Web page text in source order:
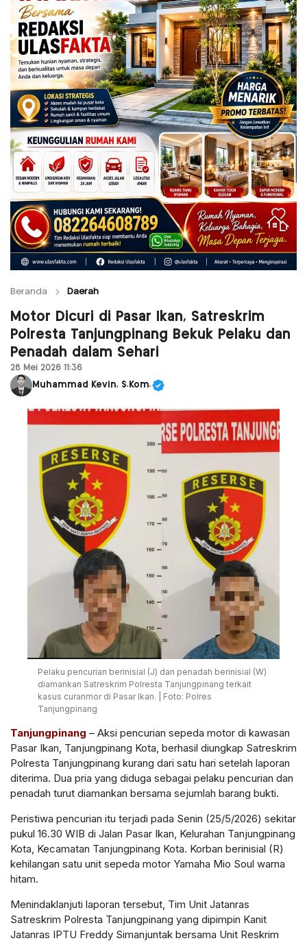
Beranda Daerah
Motor Dicuri di Pasar Ikan, Satreskrim
Polresta Tanjungpinang Bekuk Pelaku dan
Penadah dalam Sehari
28 Mei 2026 11:36
Muhammad Kevin, S.Kom.
Pelaku pencurian berinisial (J) dan penadah berinisial (W)
diamankan Satreskrim Polresta Tanjungpinang terkait
kasus curanmor di Pasar Ikan. | Foto: Polres
Tanjungpinang
Tanjungpinang – Aksi pencurian sepeda motor di kawasan
Pasar Ikan, Tanjungpinang Kota, berhasil diungkap Satreskrim
Polresta Tanjungpinang kurang dari satu hari setelah laporan
diterima. Dua pria yang diduga sebagai pelaku pencurian dan
penadah turut diamankan bersama sejumlah barang bukti.
Peristiwa pencurian itu terjadi pada Senin (25/5/2026) sekitar
pukul 16.30 WIB di Jalan Pasar Ikan, Kelurahan Tanjungpinang
Kota, Kecamatan Tanjungpinang Kota. Korban berinisial (R)
kehilangan satu unit sepeda motor Yamaha Mio Soul warna
hitam.
Menindaklanjuti laporan tersebut, Tim Unit Jatanras
Satreskrim Polresta Tanjungpinang yang dipimpin Kanit
Jatanras IPTU Freddy Simanjuntak bersama Unit Reskrim